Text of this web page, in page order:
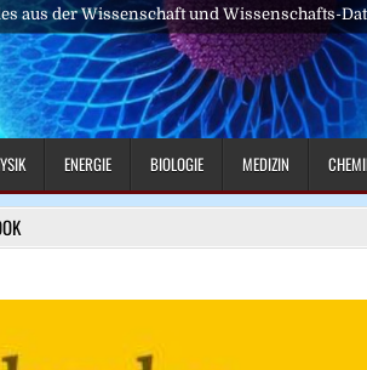
aus der Wissenschaft und Wissenschafts-
ENERGIE BIOLOGIE MEDIZIN